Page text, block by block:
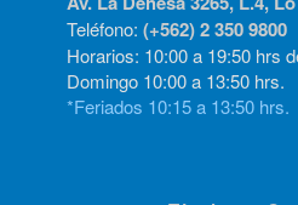
Teléfono: (+562) 2 350 9800
Horarios: 10:00 a 19:50 hrs
Domingo 10:00 a 13:50 hrs.
*Feriados 10:15 a 13:50 hrs.